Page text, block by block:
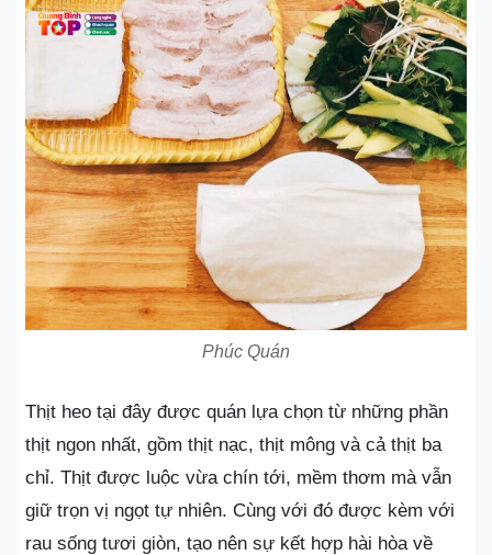
Phúc Quán
Thịt heo tại đây được quán lựa chọn từ những phần
thịt ngon nhất, gồm thịt nạc, thịt mông và cả thịt ba
chỉ. Thịt được luộc vừa chín tới, mềm thơm mà vẫn
giữ trọn vị ngọt tự nhiên. Cùng với đó được kèm với
rau sống tươi giòn, tạo nên sự kết hợp hài hòa về